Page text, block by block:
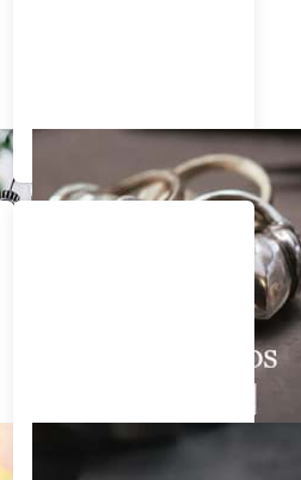
Trollbeads Silber Beads
Edelstein Beads